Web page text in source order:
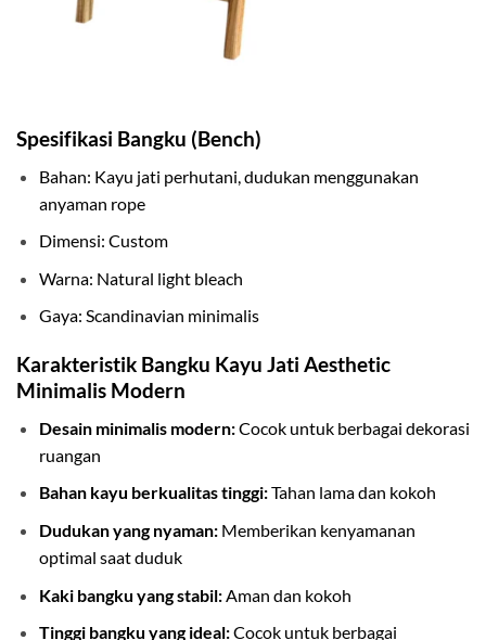
Spesifikasi Bangku (Bench)
Bahan: Kayu jati perhutani, dudukan menggunakan
anyaman rope
Dimensi: Custom
Warna: Natural light bleach
Gaya: Scandinavian minimalis
Karakteristik Bangku Kayu Jati Aesthetic
Minimalis Modern
Desain minimalis modern:Cocok untuk berbagai dekorasi
ruangan
Bahan kayu berkualitas tinggi:Tahan lama dan kokoh
Dudukan yang nyaman:Memberikan kenyamanan
optimal saat duduk
Kaki bangku yang stabil:Aman dan kokoh
Tinggi bangku yang ideal:Cocok untuk berbagai